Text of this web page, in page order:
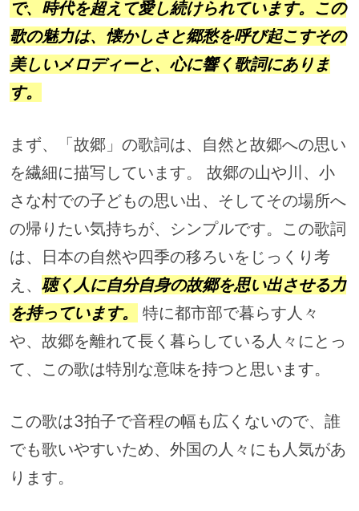
で、時代を超えて愛し続けられています。この
歌の魅力は、懐かしさと郷愁を呼び起こすその
美しいメロディーと、心に響く歌詞にありま
す。
まず、「故郷」の歌詞は、自然と故郷への思い
を繊細に描写しています。 故郷の山や川、小
さな村での子どもの思い出、そしてその場所へ
の帰りたい気持ちが、シンプルです。この歌詞
は、日本の自然や四季の移ろいをじっくり考
え、 聴く人に自分自身の故郷を思い出させる力
を持っています。
特に都市部で暮らす人々
や、故郷を離れて長く暮らしている人々にとっ
て、この歌は特別な意味を持つと思います。
この歌は3拍子で音程の幅も広くないので、誰
でも歌いやすいため、外国の人々にも人気があ
ります。